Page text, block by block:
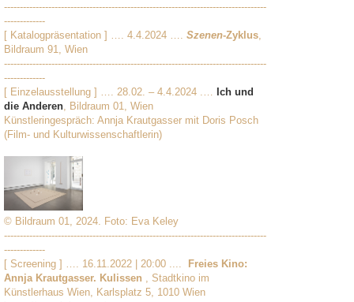
-----------------------------------------------------------------------------------
-------------
[ Katalogpräsentation ] …. 4.4.2024 …. Szenen-Zyklus,
Bildraum 91, Wien
-----------------------------------------------------------------------------------
-------------
[ Einzelausstellung ] …. 28.02. – 4.4.2024 .… Ich und
die Anderen, Bildraum 01, Wien
Künstleringespräch: Annja Krautgasser mit Doris Posch
(Film- und Kulturwissenschaftlerin)
© Bildraum 01, 2024. Foto: Eva Keley
-----------------------------------------------------------------------------------
-------------
[ Screening ] …. 16.11.2022 | 20:00 ....
Freies Kino:
Annja Krautgasser. Kulissen , Stadtkino im
Künstlerhaus Wien, Karlsplatz 5, 1010 Wien